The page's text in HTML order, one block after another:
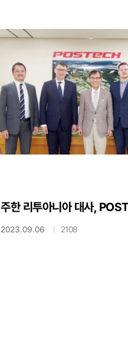
주한 리투아니아 대사,
2023.09.06 2108